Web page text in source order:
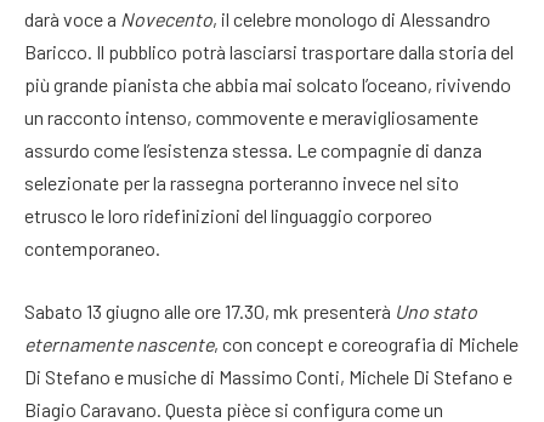
darà voce a Novecento, il celebre monologo di Alessandro
Baricco. Il pubblico potrà lasciarsi trasportare dalla storia del
più grande pianista che abbia mai solcato l’oceano, rivivendo
un racconto intenso, commovente e meravigliosamente
assurdo come l’esistenza stessa. Le compagnie di danza
selezionate per la rassegna porteranno invece nel sito
etrusco le loro ridefinizioni del linguaggio corporeo
contemporaneo.
Sabato 13 giugno alle ore 17.30, mk presenterà Uno stato
eternamente nascente, con concept e coreografia di Michele
Di Stefano e musiche di Massimo Conti, Michele Di Stefano e
Biagio Caravano . Questa pièce si configura come un